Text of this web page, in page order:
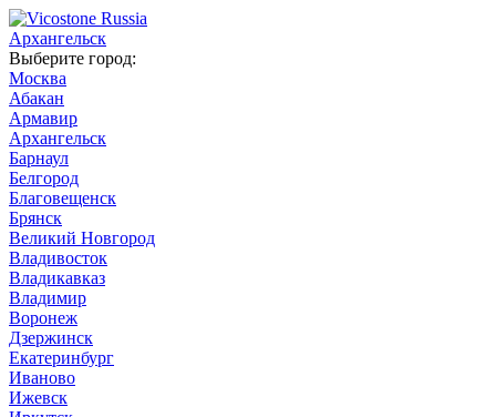
Архангельск
Выберите город:
Москва
Абакан
Армавир
Архангельск
Барнаул
Белгород
Благовещенск
Брянск
Великий Новгород
Владивосток
Владикавказ
Владимир
Воронеж
Дзержинск
Екатеринбург
Иваново
Ижевск